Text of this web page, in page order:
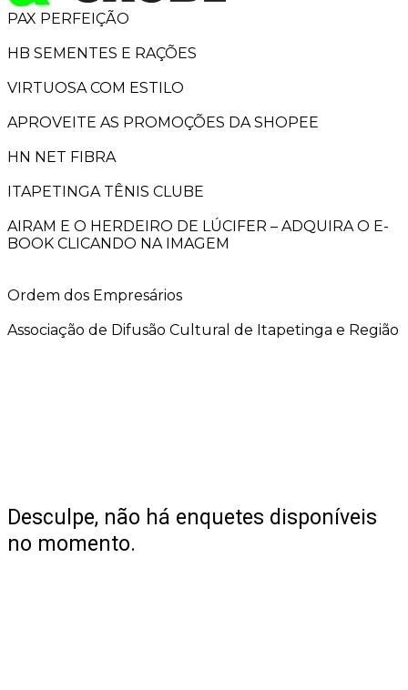
PAX PERFEIÇÃO
HB SEMENTES E RAÇÕES
VIRTUOSA COM ESTILO
APROVEITE AS PROMOÇÕES DA SHOPEE
HN NET FIBRA
ITAPETINGA TÊNIS CLUBE
AIRAM E O HERDEIRO DE LÚCIFER – ADQUIRA O E-
BOOK CLICANDO NA IMAGEM
Ordem dos Empresários
Associação de Difusão Cultural de Itapetinga e Região
Desculpe, não há enquetes disponíveis
no momento.